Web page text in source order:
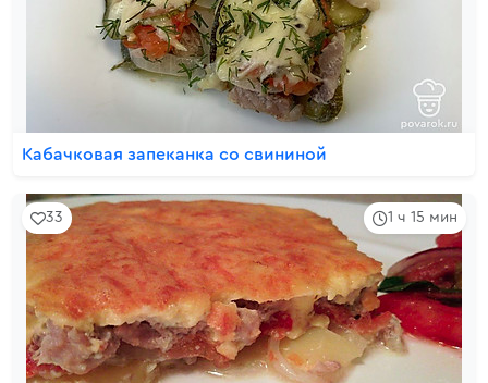
Кабачковая запеканка со свининой
1 ч 15 мин
33